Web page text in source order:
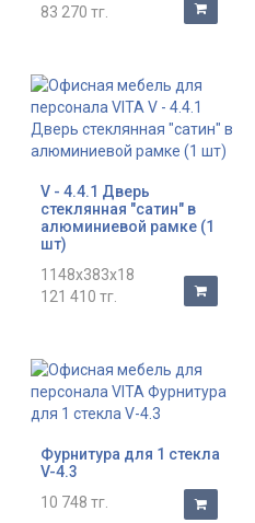
83 270 тг.
V - 4.4.1 Дверь
стеклянная "сатин" в
алюминиевой рамке (1
шт)
1148x383x18
121 410 тг.
Фурнитура для 1 стекла
V-4.3
10 748 тг.